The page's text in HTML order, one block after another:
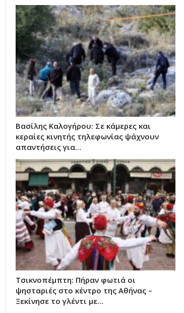
Βασίλης Καλογήρου: Σε κάμερες και
κεραίες κινητής τηλεφωνίας ψάχνουν
απαντήσεις για…
Τσικνοπέμπτη: Πήραν φωτιά οι
ψησταριές στο κέντρο της Αθήνας –
Ξεκίνησε το γλέντι με…